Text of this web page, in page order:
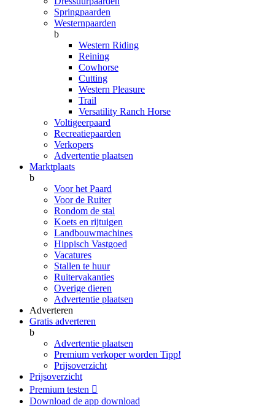
Springpaarden
Westernpaarden
b
Western Riding
Reining
Cowhorse
Cutting
Western Pleasure
Trail
Versatility Ranch Horse
Voltigeerpaard
Recreatiepaarden
Verkopers
Advertentie plaatsen
Marktplaats
b
Voor het Paard
Voor de Ruiter
Rondom de stal
Koets en rijtuigen
Landbouwmachines
Hippisch Vastgoed
Vacatures
Stallen te huur
Ruitervakanties
Overige dieren
Advertentie plaatsen
Adverteren
Gratis adverteren
b
Advertentie plaatsen
Premium verkoper worden Tipp!
Prijsoverzicht
Prijsoverzicht
Premium testen 
Download de app download